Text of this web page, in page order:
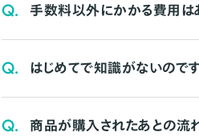
Q. 手数料以外にかかる費用は
Q. はじめてで知識がないので
Q. 商品が購入されたあとの流